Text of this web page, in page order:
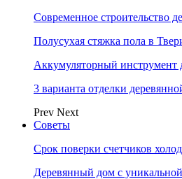
Современное строительство
Полусухая стяжка пола в
Аккумуляторный инструмент
3 варианта отделки
Prev Next
Советы
Срок поверки счетчиков
Деревянный дом с